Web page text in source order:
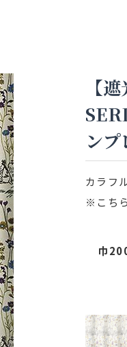
【
ン
カラフ
※こち
巾